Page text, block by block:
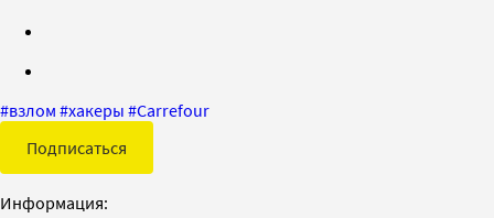
#взлом #хакеры #Carrefour
Подписаться
Информация: